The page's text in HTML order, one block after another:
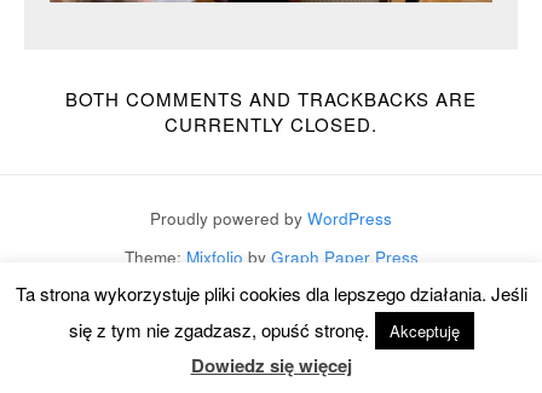
BOTH COMMENTS AND TRACKBACKS ARE
CURRENTLY CLOSED.
Proudly powered by WordPress
Theme: Mixfolio by Graph Paper Press
Ta strona wykorzystuje pliki cookies dla lepszego działania. Jeśli
się z tym nie zgadzasz, opuść stronę.
Akceptuję
Dowiedz się więcej